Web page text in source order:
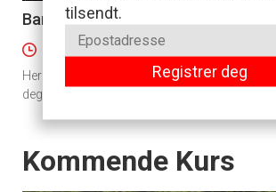
tilsendt.
Registrer deg
Banansjokoladekake med nøtter
45 minutter
Her er det bananer, sjokolade og nøtter som gir
deg en kake du garantert vil bake flere ganger.
Events
Kommende Kurs